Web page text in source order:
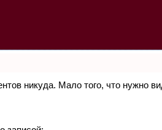
никуда. Мало того, что